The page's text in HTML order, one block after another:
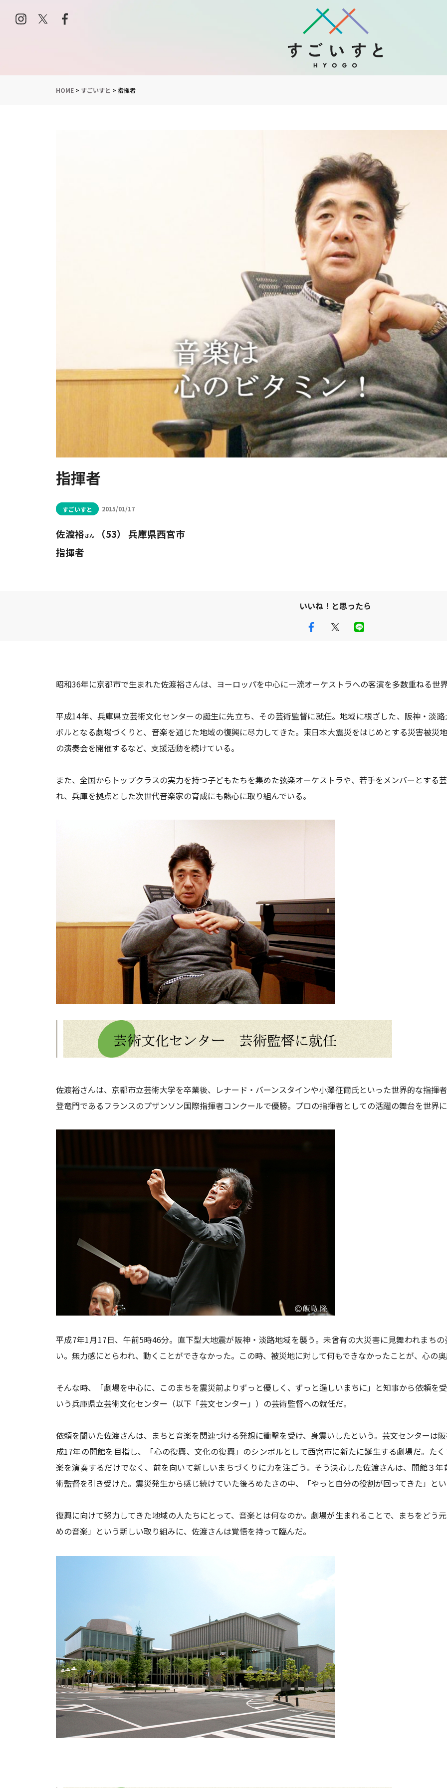
HOME > すごいすと > 指揮者
指揮者
すごいすと 2015/01/17
佐渡裕さん （53）
兵庫県西宮市
指揮者
いいね！と思ったら
昭和36年に京都市で生まれた佐渡裕さんは、ヨーロッパを中心に一流オーケストラへの客演を多数重ねる世
平成14年、兵庫県立芸術文化センターの誕生に先立ち、その芸術監督に就任。地域に根ざした、阪神・淡
ボルとなる劇場づくりと、音楽を通じた地域の復興に尽力してきた。東日本大震災をはじめとする災害被災
の演奏会を開催するなど、支援活動を続けている。
また、全国からトップクラスの実力を持つ子どもたちを集めた弦楽オーケストラや、若手をメンバーとする
れ、兵庫を拠点とした次世代音楽家の育成にも熱心に取り組んでいる。
佐渡裕さんは、京都市立芸術大学を卒業後、レナード・バーンスタインや小澤征爾氏といった世界的な指揮
登竜門であるフランスのプザンソン国際指揮者コンクールで優勝。プロの指揮者としての活躍の舞台を世界に
平成7年1月17日、午前5時46分。直下型大地震が阪神・淡路地域を襲う。未曾有の大災害に見舞われまち
い。無力感にとらわれ、動くことができなかった。この時、被災地に対して何もできなかったことが、心の
そんな時、「劇場を中心に、このまちを震災前よりずっと優しく、ずっと逞しいまちに」と知事から依頼を
いう兵庫県立芸術文化センター（以下「芸文センター」）の芸術監督への就任だ。
依頼を聞いた佐渡さんは、まちと音楽を関連づける発想に衝撃を受け、身震いしたという。芸文センターは
成17年の開館を目指し、「心の復興、文化の復興」のシンボルとして西宮市に新たに誕生する劇場だ。た
楽を演奏するだけでなく、前を向いて新しいまちづくりに力を注ごう。そう決心した佐渡さんは、開館３
術監督を引き受けた。震災発生から感じ続けていた後ろめたさの中、「やっと自分の役割が回ってきた」とい
復興に向けて努力してきた地域の人たちにとって、音楽とは何なのか。劇場が生まれることで、まちをどう
めの音楽」という新しい取り組みに、佐渡さんは覚悟を持って臨んだ。